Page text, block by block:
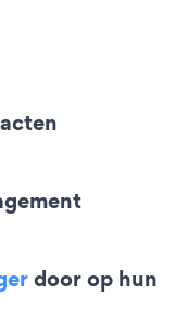
door op hun